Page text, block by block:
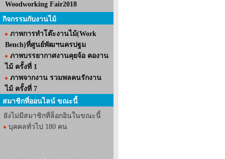
Woodworking Fair2018
กิจกรรมกับงานไม้
ภาพการทำโต๊ะงานไม้(Work
Bench)ที่ศูนย์พัฒฯนครปฐม
ภาพบรรยากาศงานคุยจ้อ คองาน
ไม้ ครั้งที่ 1
ภาพจากงาน รวมพลคนรักงาน
ไม้ ครั้งที่ 7
สมาชิกที่ออนไลน์ ขณะนี้
ยังไม่มีสมาชิกที่ล็อกอินในขณะนี้
บุคคลทั่วไป 180 คน